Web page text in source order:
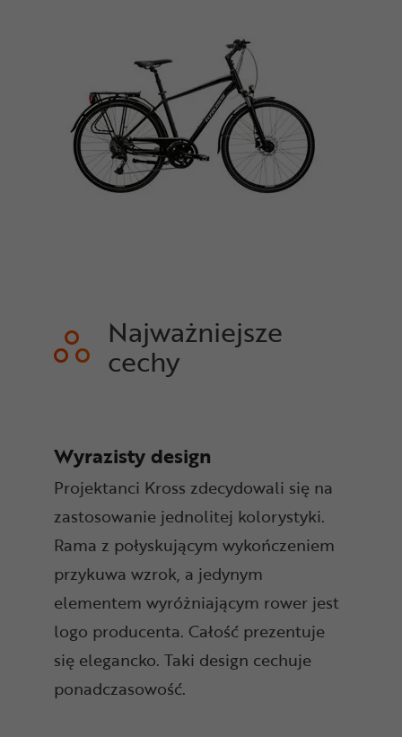
Najważniejsze
cechy
Wyrazisty design
Projektanci Kross zdecydowali się na
zastosowanie jednolitej kolorystyki.
Rama z połyskującym wykończeniem
przykuwa wzrok, a jedynym
elementem wyróżniającym rower jest
logo producenta. Całość prezentuje
się elegancko. Taki design cechuje
ponadczasowość.